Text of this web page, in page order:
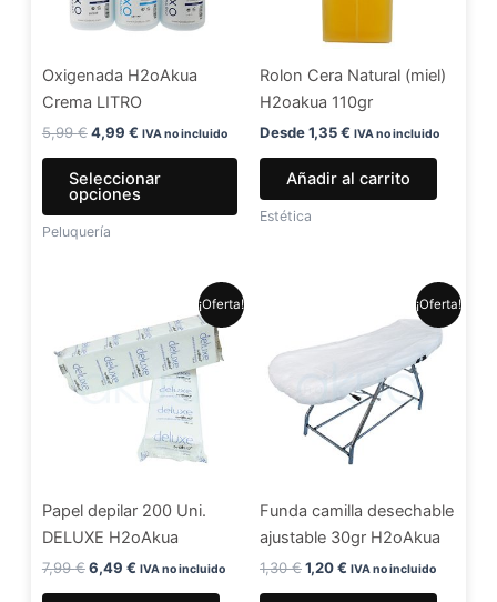
Oxigenada H2oAkua
Crema LITRO
5,99€4,99 € IVA no incluido
Seleccionar
opciones
pueden
elegir
la
página
de
Peluquería
Rolon Cera Natural (miel)
H2oakua 110gr
Desde1,35€ IVA no incluido
Añadir al carrito
Estética
¡Oferta!
Papel depilar 200 Uni.
DELUXE H2oAkua
7,99€
original
era:
7,99 €.
6,49 €
actual
es:
6,49 €.
IVA no incluido
¡Oferta!
Funda camilla desechable
ajustable 30gr H2oAkua
1,30€
original
era:
1,20€
actual
1,20 €.
IVA no incluido